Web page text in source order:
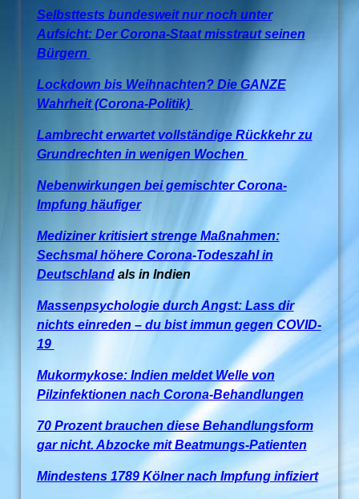
Selbsttests bundesweit nur noch unter
Aufsicht: Der Corona-Staat misstraut seinen
Bürgern
Lockdown bis Weihnachten? Die GANZE
Wahrheit (Corona-Politik)
Lambrecht erwartet vollständige Rückkehr zu
Grundrechten in wenigen Wochen
Nebenwirkungen bei gemischter Corona-
Impfung häufiger
Mediziner kritisiert strenge Maßnahmen:
Sechsmal höhere Corona-Todeszahl in
Deutschlandals in Indien
Massenpsychologie durch Angst: Lass dir
nichts einreden – du bist immun gegen COVID-
19
Mukormykose: Indien meldet Welle von
Pilzinfektionen nach Corona-Behandlungen
70 Prozent brauchen diese Behandlungsform
gar nicht. Abzocke mit Beatmungs-Patienten
Mindestens 1789 Kölner nach Impfung infiziert